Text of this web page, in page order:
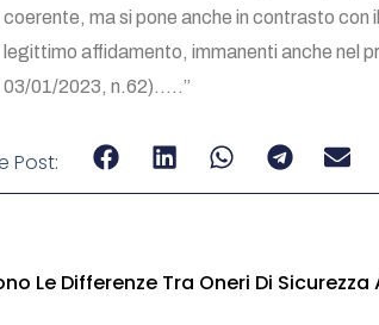
coerente, ma si pone anche in contrasto con
legittimo affidamento, immanenti anche nel
03/01/2023, n.62)…..”
Post: